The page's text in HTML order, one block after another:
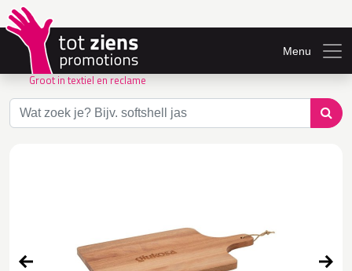
Groot in textiel en reclame
Menu